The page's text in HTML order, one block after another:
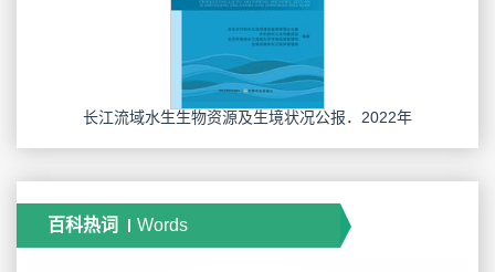
长江流域水生生物资源及生境状况公报．2022年
百科热词 Words